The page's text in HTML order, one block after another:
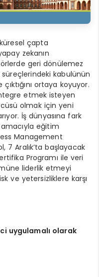
çapta
zekanın
geri dönülemez
süreçlerindeki kabulünün
ortaya koyuyor.
etmek isteyen
olmak için yeni
İş dünyasına fark
eğitim
Management
7 Aralık’ta başlayacak
Programı ile veri
liderlik etmeyi
ve yetersizliklere karşı
uygulamalı olarak